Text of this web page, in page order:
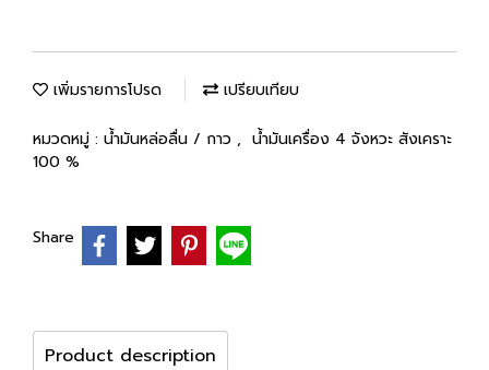
เพิ่มรายการโปรด เปรียบเทียบ
หมวดหมู่ : น้ำมันหล่อลื่น / กาว , น้ำมันเครื่อง 4 จังหวะ สังเคราะ
100 %
Share
Product description